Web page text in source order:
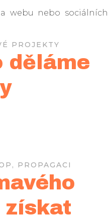
webu nebo sociálních
PROJEKTY
děláme
PROPAGACI
získat